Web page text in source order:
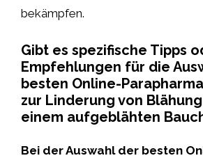
bekämpfen.
Gibt es spezifische Tipps
Empfehlungen für die
besten Online-
zur Linderung von
einem aufgeblähten
Bei der Auswahl der besten